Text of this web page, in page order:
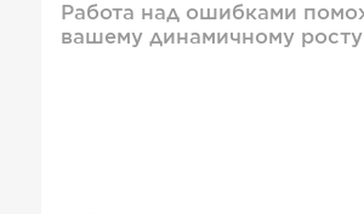
Работа над ошибками
вашему динамичному росту